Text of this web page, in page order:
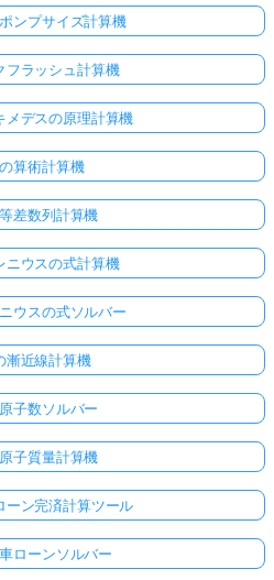
ンプサイズ計算機
フラッシュ計算機
メデスの原理計算機
算術計算機
差数列計算機
ニウスの式計算機
ウスの式ソルバー
漸近線計算機
子数ソルバー
子質量計算機
ーン完済計算ツール
ローンソルバー